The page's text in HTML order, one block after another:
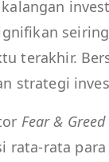
terakhir.
strategi
Fear &
rata-rata